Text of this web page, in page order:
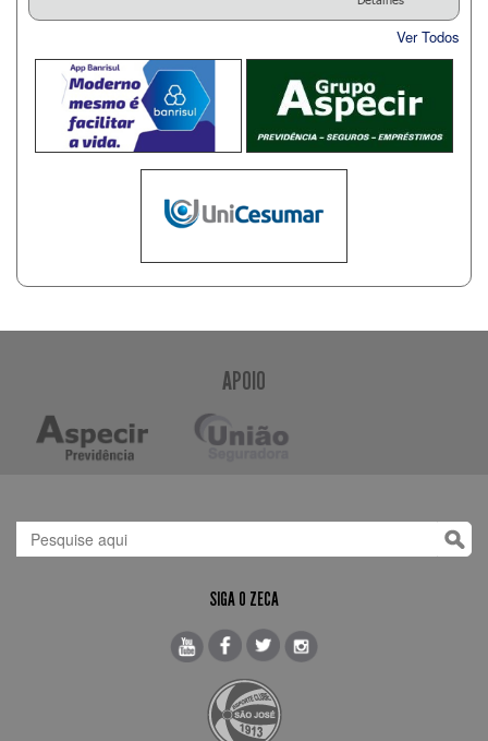
Ver Todos
APOIO
SIGA O ZECA